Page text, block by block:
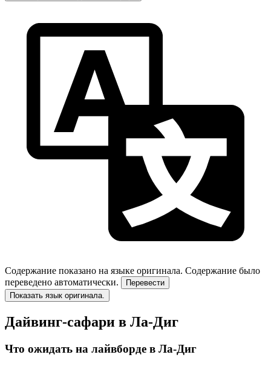
Содержание показано на языке оригинала. Содержание было
переведено автоматически.
Перевести
Показать язык оригинала.
Дайвинг-сафари в Ла-Диг
Что ожидать на лайвборде в Ла-Диг